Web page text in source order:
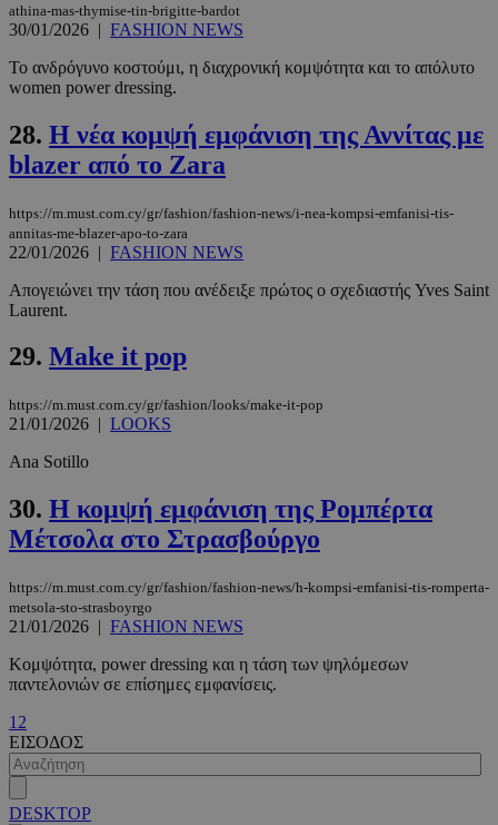
athina-mas-thymise-tin-brigitte-bardot
30/01/2026 | FASHION NEWS
Το ανδρόγυνο κοστούμι, η διαχρονική κομψότητα και το απόλυτο
women power dressing.
28. Η νέα κομψή εμφάνιση της Αννίτας με
blazer από το Zara
https://m.must.com.cy/gr/fashion/fashion-news/i-nea-kompsi-emfanisi-tis-
annitas-me-blazer-apo-to-zara
22/01/2026 | FASHION NEWS
Απογειώνει την τάση που ανέδειξε πρώτος ο σχεδιαστής Yves Saint
Laurent.
29. Make it pop
https://m.must.com.cy/gr/fashion/looks/make-it-pop
21/01/2026 | LOOKS
Ana Sotillo
30. H κομψή εμφάνιση της Ρομπέρτα
Μέτσολα στο Στρασβούργο
https://m.must.com.cy/gr/fashion/fashion-news/h-kompsi-emfanisi-tis-romperta-
metsola-sto-strasboyrgo
21/01/2026 | FASHION NEWS
Κομψότητα, power dressing και η τάση των ψηλόμεσων
παντελονιών σε επίσημες εμφανίσεις.
1 2
ΕΙΣΟΔΟΣ
DESKTOP
PHPSESSID